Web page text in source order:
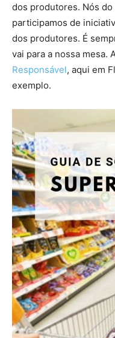
dos produtores. Nós do
participamos de
dos produtores. É
vai para a nossa mesa.
Responsável, aqui em
exemplo.